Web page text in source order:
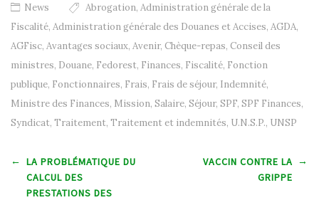
News Abrogation, Administration générale de la
Fiscalité, Administration générale des Douanes et Accises, AGDA,
AGFisc, Avantages sociaux, Avenir, Chèque-repas, Conseil des
ministres, Douane, Fedorest, Finances, Fiscalité, Fonction
publique, Fonctionnaires, Frais, Frais de séjour, Indemnité,
Ministre des Finances, Mission, Salaire, Séjour, SPF, SPF Finances,
Syndicat, Traitement, Traitement et indemnités, U.N.S.P., UNSP
Post navigation
← LA PROBLÉMATIQUE DU
CALCUL DES
PRESTATIONS DES
VACCIN CONTRE LA
GRIPPE
→